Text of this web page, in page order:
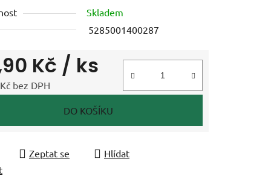
Skladem
5285001400287
Kč / ks
bez DPH
DO KOŠÍKU
Zeptat se
Hlídat